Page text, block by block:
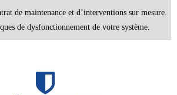
de maintenance et d’interventions sur mesure.
de dysfonctionnement de votre système.